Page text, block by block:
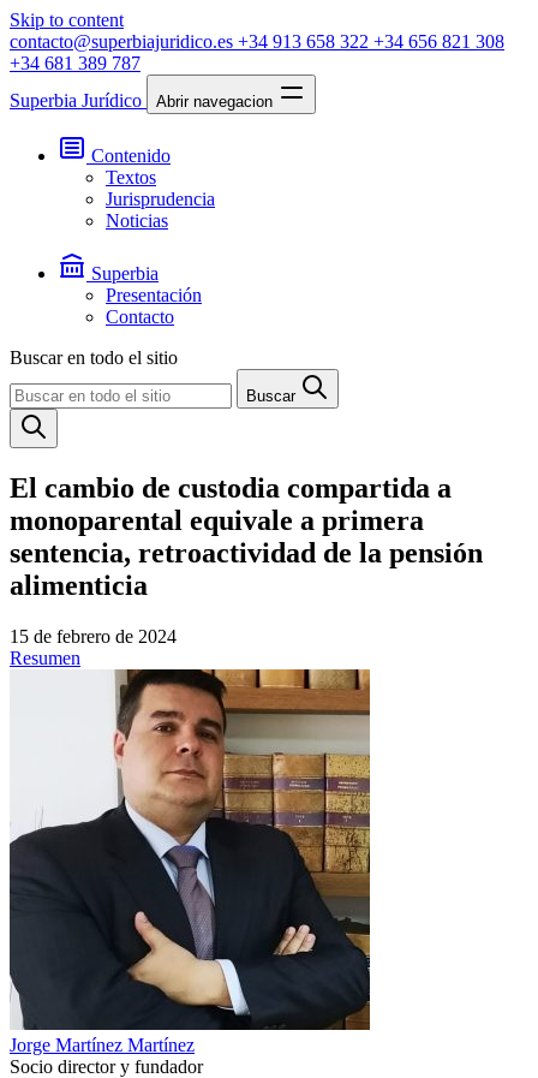
Skip to content
contacto@superbiajuridico.es +34 913 658 322 +34 656 821 308
+34 681 389 787
Superbia Jurídico
Abrir navegacion
Contenido
Textos
Jurisprudencia
Noticias
Superbia
Presentación
Contacto
Buscar en todo el sitio
Buscar
El cambio de custodia compartida a
monoparental equivale a primera
sentencia, retroactividad de la pensión
alimenticia
15 de febrero de 2024
Resumen
Jorge Martínez Martínez
Socio director y fundador